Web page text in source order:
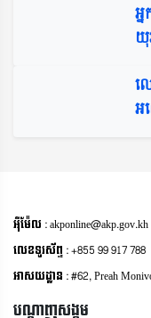
អ្
យុ
ល
អ
អុីម៉ែល : akponline@akp.gov.kh
លេខទូរស័ព្ទ : +855 99 917 788
អាសយដ្ឋាន : ​#62, Preah
បណ្តាញសង្គម